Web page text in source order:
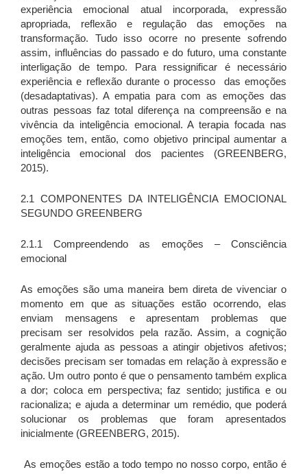
experiência emocional atual incorporada, expressão
apropriada, reflexão e regulação das emoções na
transformação. Tudo isso ocorre no presente sofrendo
assim, influências do passado e do futuro, uma constante
interligação de tempo. Para ressignificar é necessário
experiência e reflexão durante o processo das emoções
(desadaptativas). A empatia para com as emoções das
outras pessoas faz total diferença na compreensão e na
vivência da inteligência emocional. A terapia focada nas
emoções tem, então, como objetivo principal aumentar a
inteligência emocional dos pacientes (GREENBERG,
2015).
2.1 COMPONENTES DA INTELIGÊNCIA EMOCIONAL
SEGUNDO GREENBERG
2.1.1 Compreendendo as emoções – Consciência
emocional
As emoções são uma maneira bem direta de vivenciar o
momento em que as situações estão ocorrendo, elas
enviam mensagens e apresentam problemas que
precisam ser resolvidos pela razão. Assim, a cognição
geralmente ajuda as pessoas a atingir objetivos afetivos;
decisões precisam ser tomadas em relação à expressão e
ação. Um outro ponto é que o pensamento também explica
a dor; coloca em perspectiva; faz sentido; justifica e ou
racionaliza; e ajuda a determinar um remédio, que poderá
solucionar os problemas que foram apresentados
inicialmente (GREENBERG, 2015).
As emoções estão a todo tempo no nosso corpo, então é